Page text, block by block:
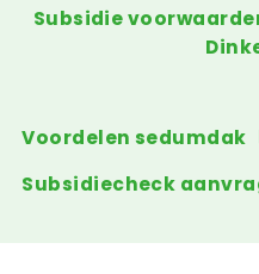
Subsidie
Voordelen sedumdak
Subsidiecheck